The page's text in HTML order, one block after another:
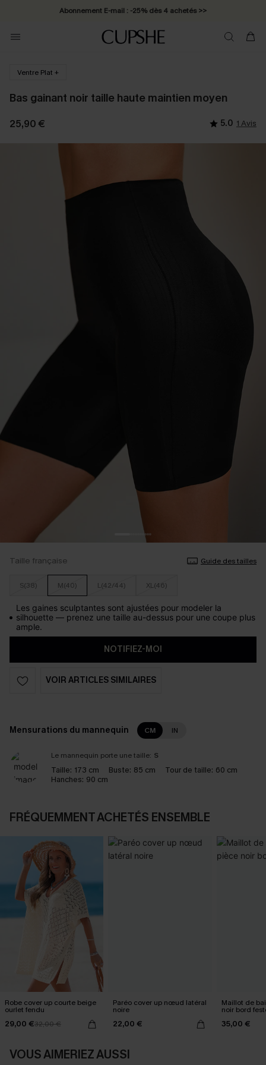
Abonnement E-mail : -25% dès 4 achetés >>
Ventre Plat +
Bas gainant noir taille haute maintien moyen
25,90 € 5.0 1 Avis
Taille française Guide des tailles
S(38) M(40) L(42/44) XL(46)
Les gaines sculptantes sont ajustées pour modeler la
silhouette — prenez une taille au-dessus pour une coupe plus
ample.
NOTIFIEZ-MOI
VOIR ARTICLES SIMILAIRES
Mensurations du mannequin CM IN
Le mannequin porte une taille: S
Taille: 173 cm Buste: 85 cm Tour de taille: 60 cm
Hanches: 90 cm
FRÉQUEMMENT ACHETÉS ENSEMBLE
Robe cover up courte beige
ourlet fendu
29,00 €32,00 €
Paréo cover up nœud latéral
noire
22,00 €
Maillot de
noir bord
35,00 €
VOUS AIMERIEZ AUSSI